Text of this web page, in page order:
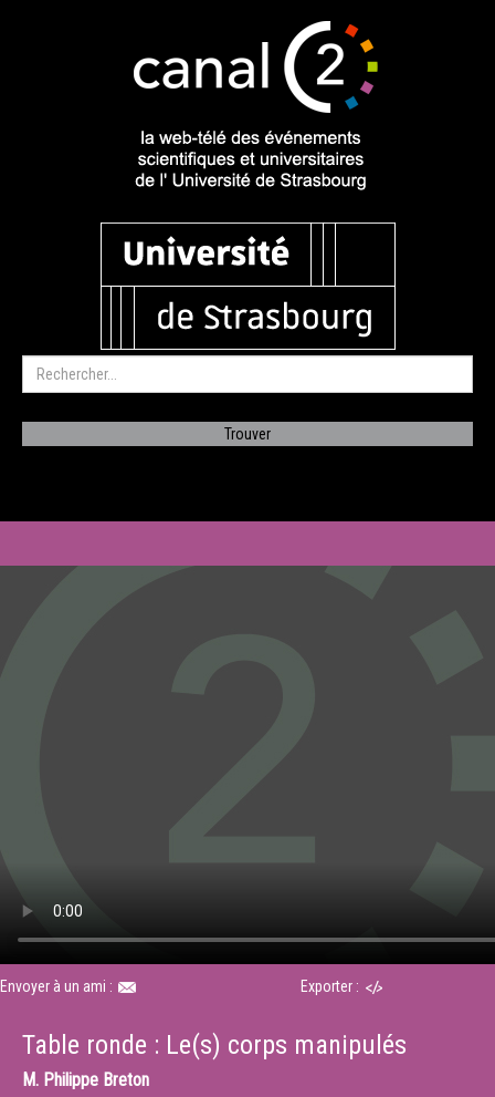
Envoyer à un ami : Exporter :
Table ronde : Le(s) corps manipulés
M. Philippe Breton